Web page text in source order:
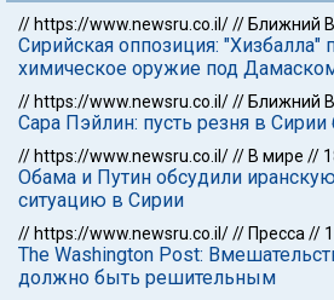
// https://www.newsru.co.il/// Ближний
Сирийская оппозиция: "Хизбалла"
химическое оружие под
// https://www.newsru.co.il/// Ближний
Сара Пэйлин: пусть резня в Сирии
// https://www.newsru.co.il/// В мире //
Обама и Путин обсудили
ситуацию в Сирии
// https://www.newsru.co.il/// Пресса //
The Washington Post:
должно быть решительным